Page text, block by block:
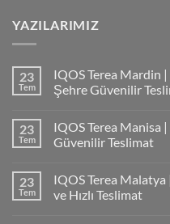
YAZILARIMIZ
23
Tem
IQOS Terea Mardin
Şehre Güvenilir
23
Tem
IQOS Terea Manisa
Güvenilir Teslimat
23
Tem
IQOS Terea Malatya
ve Hızlı Teslimat